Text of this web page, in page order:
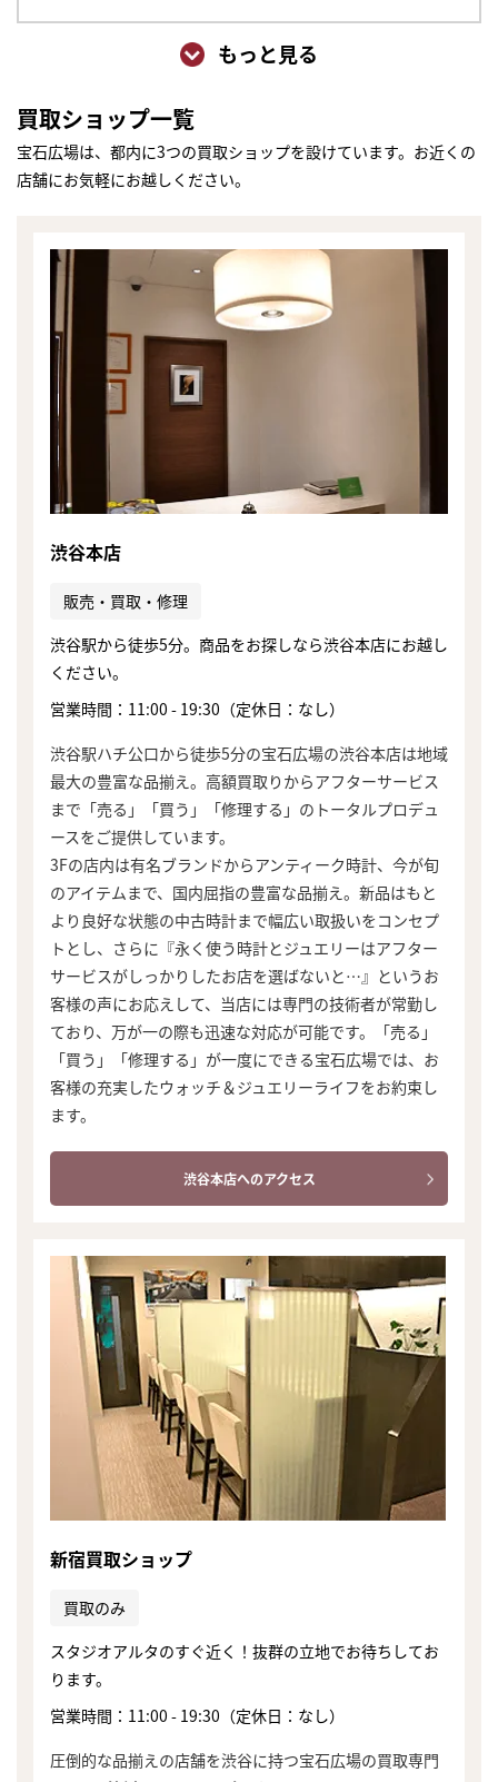
もっと見る
買取ショップ一覧
宝石広場は、都内に3つの買取ショップを設けています。お近くの
店舗にお気軽にお越しください。
渋谷本店
販売・買取・修理
渋谷駅から徒歩5分。商品をお探しなら渋谷本店にお越し
ください。
営業時間：11:00 - 19:30（定休日：なし）
渋谷駅ハチ公口から徒歩5分の宝石広場の渋谷本店は地域
最大の豊富な品揃え。高額買取りからアフターサービス
まで「売る」「買う」「修理する」のトータルプロデュ
ースをご提供しています。
3Fの店内は有名ブランドからアンティーク時計、今が旬
のアイテムまで、国内屈指の豊富な品揃え。新品はもと
より良好な状態の中古時計まで幅広い取扱いをコンセプ
トとし、さらに『永く使う時計とジュエリーはアフター
サービスがしっかりしたお店を選ばないと…』というお
客様の声にお応えして、当店には専門の技術者が常勤し
ており、万が一の際も迅速な対応が可能です。「売る」
「買う」「修理する」が一度にできる宝石広場では、お
客様の充実したウォッチ＆ジュエリーライフをお約束し
ます。
渋谷本店へのアクセス
新宿買取ショップ
買取のみ
スタジオアルタのすぐ近く！抜群の立地でお待ちしてお
ります。
営業時間：11:00 - 19:30（定休日：なし）
圧倒的な品揃えの店舗を渋谷に持つ宝石広場の買取専門
まずは
かんたん30秒でお試し査定